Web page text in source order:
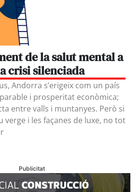
de la salut mental a
crisi silenciada
Andorra s’erigeix com un país
i prosperitat econòmica;
entre valls i muntanyes. Però si
verge i les façanes de luxe, no tot
Publicitat